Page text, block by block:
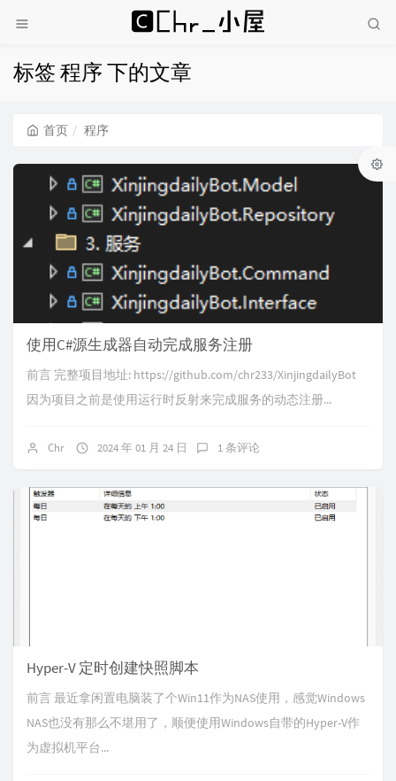
标签 程序 下的文章
首页 程序
使用C#源生成器自动完成服务注册
前言 完整项目地址: https://github.com/chr233/XinjingdailyBot
因为项目之前是使用运行时反射来完成服务的动态注册...
Chr 2024 年 01 月 24 日 1 条评论
Hyper-V 定时创建快照脚本
前言 最近拿闲置电脑装了个Win11作为NAS使用，感觉Windows
NAS也没有那么不堪用了，顺便使用Windows自带的Hyper-V作
为虚拟机平台...